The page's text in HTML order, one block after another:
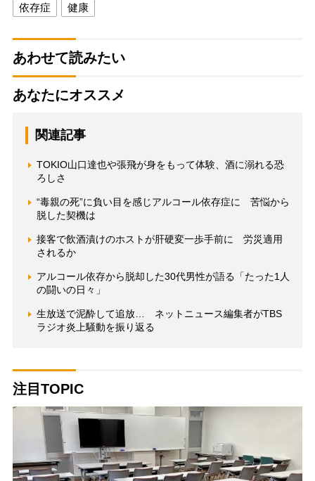
依存症 健康
あわせて読みたい
あなたにオススメ
関連記事
TOKIO山口達也や張飛が身をもって体験、酒に溺れる恐
ろしさ
“毒親の死”に負い目を感じアルコール依存症に 苦悩から
脱した契機は
接客で飲酒漬けのホストが肝硬変一歩手前に 労災適用
されるか
アルコール依存から脱却した30代男性が語る「たった1人
の闘いの日々」
生放送で泥酔して追放… ネットニュース編集者がTBS
ラジオ炎上騒動を振り返る
注目TOPIC